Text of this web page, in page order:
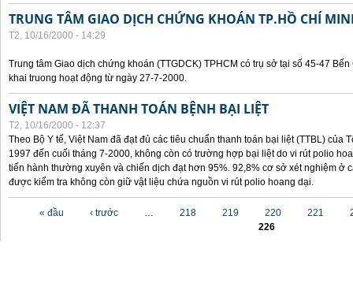
TRUNG TÂM GIAO DỊCH CHỨNG KHOÁN TP.HỒ CHÍ
T2, 10/16/2000 - 14:29
Trung tâm Giao dịch chứng khoán (TTGDCK) TPHCM có trụ sở tại số 45-47
khai truong hoạt động từ ngày 27-7-2000.
VIỆT NAM ĐÃ THANH TOÁN BỆNH BẠI LIỆT
T2, 10/16/2000 - 12:37
Theo Bộ Y tế, Việt Nam đã đạt đủ các tiêu chuẩn thanh toán bại liệt (TTBL) của
1997 đến cuối tháng 7-2000, không còn có trường hợp bại liệt do vi rút polio
tiến hành thường xuyên và chiến dịch đạt hơn 95%. 92,8% cơ sở xét nghiệm ở
được kiểm tra không còn giữ vật liệu chứa nguồn vi rút polio hoang dại.
« đầu ‹ trước … 218 219 220 221
226